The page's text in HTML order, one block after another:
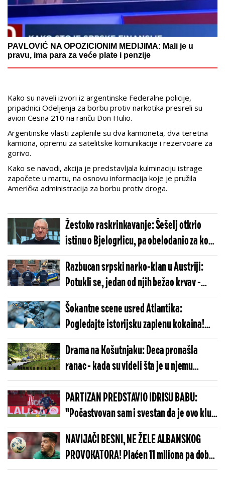
PAVLOVIĆ NA OPOZICIONIM MEDIJIMA: Mali je u
pravu, ima para za veće plate i penzije
Kako su naveli izvori iz argentinske Federalne policije,
pripadnici Odeljenja za borbu protiv narkotika presreli su
avion Cesna 210 na ranču Don Hulio.
Argentinske vlasti zaplenile su dva kamioneta, dva teretna
kamiona, opremu za satelitske komunikacije i rezervoare za
gorivo.
Kako se navodi, akcija je predstavljala kulminaciju istrage
započete u martu, na osnovu informacija koje je pružila
Američka administracija za borbu protiv droga.
Žestoko raskrinkavanje: Šešelj otkrio
istinu o Bjelogrlicu, pa obelodanio za koga
Hrvati s blokaderima ruše Srbiju (VIDEO)
Razbucan srpski narko-klan u Austriji:
Potukli se, jedan od njih bežao krvav -
nećete verovati koliko droge su im
zaplenili
Šokantne scene usred Atlantika:
Pogledajte istorijsku zaplenu kokaina!
(FOTO/VIDEO)
Drama na Košutnjaku: Deca pronašla
ranac - kada su videli šta je u njemu
roditelji odmah pozvali policiju
PARTIZAN PREDSTAVIO IDRISU BABU:
"Počastvovan sam i svestan da je ovo klub
sa velikom istorijom"
NAVIJAČI BESNI, NE ŽELE ALBANSKOG
PROVOKATORA! Plaćen 11 miliona pa dobio
brutalnu poruku